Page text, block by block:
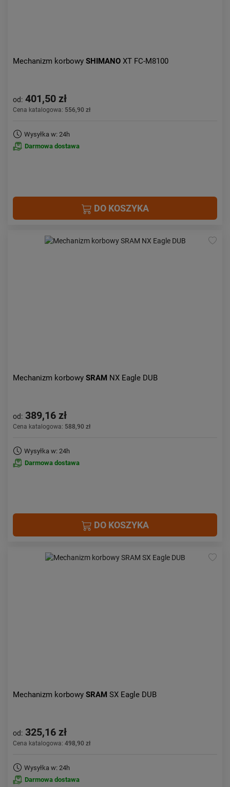
Mechanizm korbowy SHIMANO XT FC-M8100
od: 401,50 zł
Cena katalogowa: 556,90 zł
Wysyłka w: 24h
Darmowa dostawa
DO KOSZYKA
Mechanizm korbowy SRAM NX Eagle DUB
od: 389,16 zł
Cena katalogowa: 588,90 zł
Wysyłka w: 24h
Darmowa dostawa
DO KOSZYKA
Mechanizm korbowy SRAM SX Eagle DUB
od: 325,16 zł
Cena katalogowa: 498,90 zł
Wysyłka w: 24h
Darmowa dostawa